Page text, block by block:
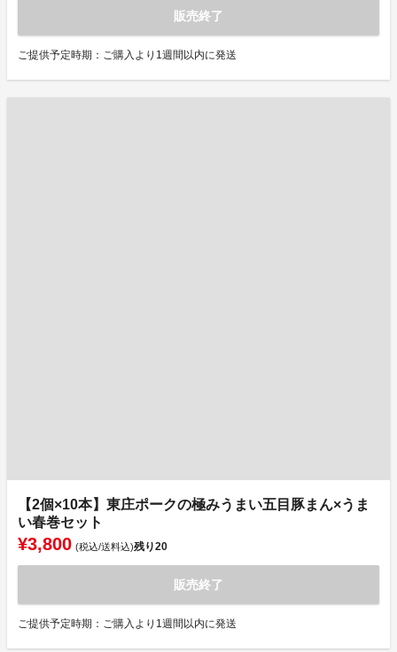
販売終了
ご提供予定時期：ご購入より1週間以内に発送
【2個×10本】東庄ポークの極みうまい五目豚まん×うま
い春巻セット
¥3,800 (税込/送料込)残り20
販売終了
ご提供予定時期：ご購入より1週間以内に発送